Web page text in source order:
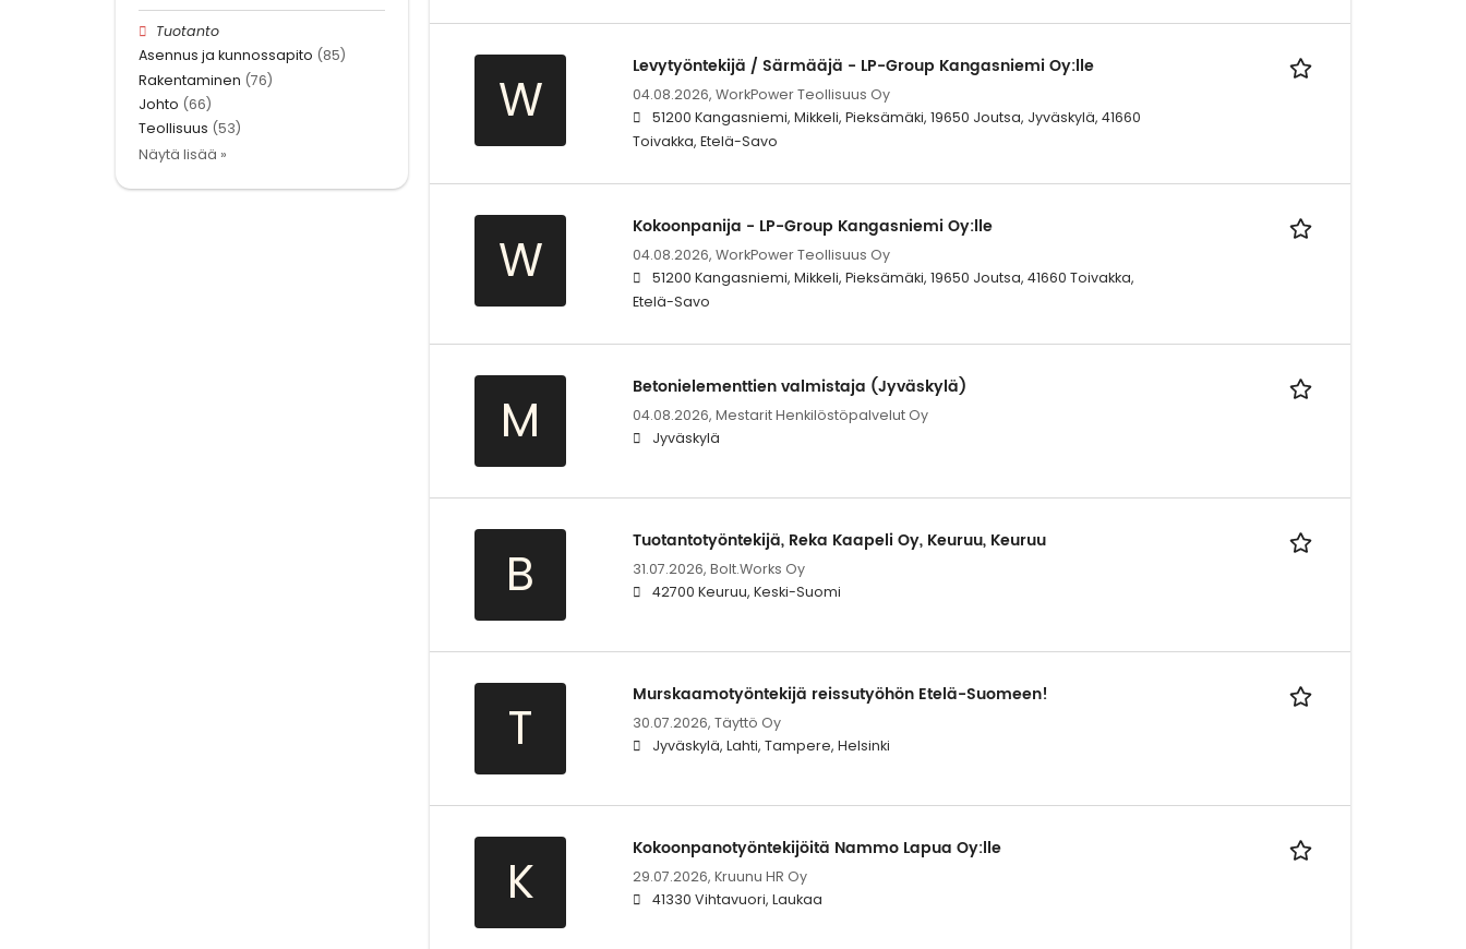
W
Levytyöntekijä / Särmääjä - LP-Group Kangasniemi Oy:lle
04.08.2026, WorkPower Teollisuus Oy
51200 Kangasniemi, Mikkeli, Pieksämäki, 19650 Joutsa, Jyväskylä, 41660
Toivakka, Etelä-Savo
W
Kokoonpanija - LP-Group Kangasniemi Oy:lle
04.08.2026, WorkPower Teollisuus Oy
51200 Kangasniemi, Mikkeli, Pieksämäki, 19650 Joutsa, 41660 Toivakka,
Etelä-Savo
M
Betonielementtien valmistaja (Jyväskylä)
04.08.2026, Mestarit Henkilöstöpalvelut Oy
Jyväskylä
B
Tuotantotyöntekijä, Reka Kaapeli Oy, Keuruu, Keuruu
31.07.2026, Bolt.Works Oy
42700 Keuruu, Keski-Suomi
T
Murskaamotyöntekijä reissutyöhön Etelä-Suomeen!
30.07.2026, Täyttö Oy
Jyväskylä, Lahti, Tampere, Helsinki
K
Kokoonpanotyöntekijöitä Nammo Lapua Oy:lle
29.07.2026, Kruunu HR Oy
41330 Vihtavuori, Laukaa
Tuotanto
Asennus ja kunnossapito (85)
Rakentaminen (76)
Johto (66)
Teollisuus (53)
Näytä lisää »